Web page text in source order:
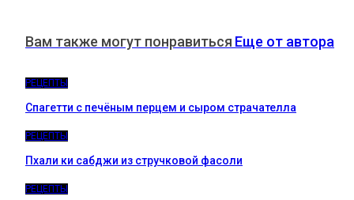
Вам также могут понравиться Еще от автора
РЕЦЕПТЫ
Спагетти с печёным перцем и сыром страчателла
РЕЦЕПТЫ
Пхали ки сабджи из стручковой фасоли
РЕЦЕПТЫ